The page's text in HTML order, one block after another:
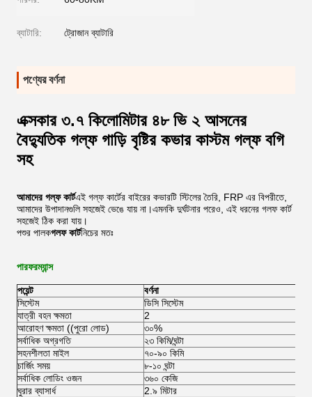
ব্যাটারি: ট্রোজান ব্যাটারি
পণ্যের বর্ণনা
এক্সকার ৩.৭ কিলোমিটার ৪৮ ভি ২ আসনের
বৈদ্যুতিক গল্ফ গাড়ি বৃষ্টির কভার কাস্টম গল্ফ বগি
সহ
আমাদের গল্ফ কার্টএই গল্ফ কার্টের বাইরের কভারটি স্টিলের তৈরি, FRP এর বিপরীতে,
আমাদের উপাদানগুলি সহজেই ভেঙে যায় না।এমনকি দুর্ঘটনার পরেও, এই ধরনের গলফ কার্ট
সহজেই ঠিক করা যায়।
পশুর পালকগলফ কার্টনিচের মতঃ
পারফরম্যান্স
পয়েন্ট
বর্ণনা
সিস্টেম
ডিসি সিস্টেম
যাত্রী বহন ক্ষমতা
2
আরোহণ ক্ষমতা ((পুরো লোড)
৩০%
সর্বাধিক অগ্রগতি
২৩ কিমি/ঘন্টা
সহনশীলতা মাইল
৭০-৯০ কিমি
চার্জিং সময়
৮-১০ ঘন্টা
সর্বাধিক লোডিং ওজন
৩৬০ কেজি
ঘুরার ব্যাসার্ধ
2.৯ মিটার